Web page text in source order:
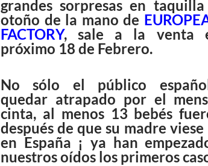
grandes sorpresas en
otoño de la mano de
FACTORY, sale a la venta
próximo 18 de Febrero.
No sólo el público
quedar atrapado por el
cinta, al menos 13 bebés
después de que su madre
en España ¡ ya han
nuestros oídos los primeros